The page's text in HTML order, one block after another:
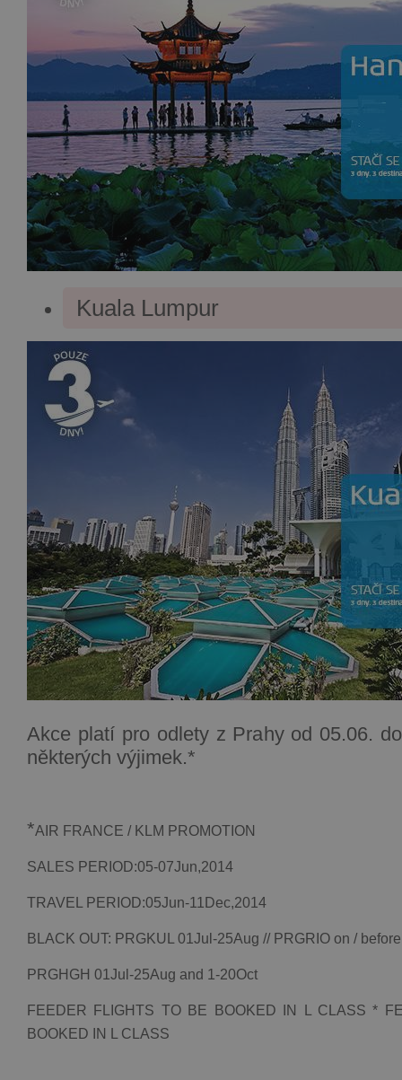
Kuala Lumpur
Akce platí pro odlety z Prahy od 05.06.
některých výjimek.*
*AIR FRANCE / KLM PROMOTION
SALES PERIOD:05-07Jun,2014
TRAVEL PERIOD:05Jun-11Dec,2014
BLACK OUT: PRGKUL 01Jul-25Aug // PRGRIO on /
PRGHGH 01Jul-25Aug and 1-20Oct
FEEDER FLIGHTS TO BE BOOKED IN L CLASS *
BOOKED IN L CLASS